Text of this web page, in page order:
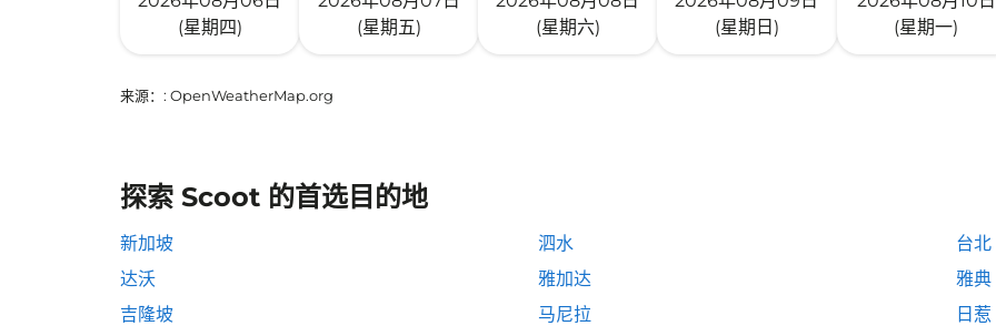
(星期四)
(星期五)
(星期六)
(星期日)
(星期一)
来源： : OpenWeatherMap.org
探索 Scoot 的首选目的地
新加坡 泗水
台北
达沃
雅加达
雅典
吉隆坡
马尼拉
日惹